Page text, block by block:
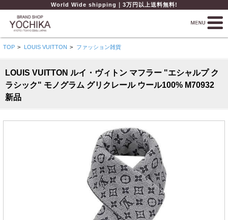
World Wide shipping｜3万円以上送料無料!
TOP > LOUIS VUITTON > ファッション雑貨
LOUIS VUITTON ルイ・ヴィトン マフラー "エシャルプ ク
ラシック" モノグラム グリクレール ウール100% M70932
新品